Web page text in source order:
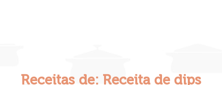
Receitas de: Receita de dips